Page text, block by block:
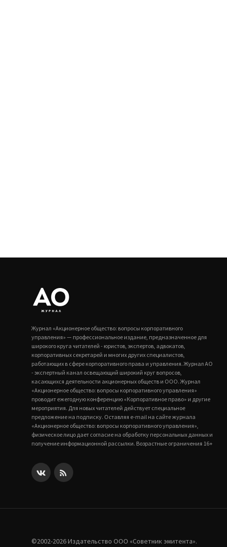
Журнал «Акционерное общество: вопросы корпоративного
управления» — профессиональное издание, предназначенное для
широкого круга читателей - юристов, экспертов, адвокатов,
корпоративных секретарей и многих других специалистов,
работающих в сфере корпоративного права и управления. Журнал АО
- экспертный канал освещающий широкий круг вопросов,
касающихся деятельности акционерных обществ и ООО. Журнал
«Акционерное общество: вопросы корпоративного управления»
проводит ежегодную конференцию «Корпоративное право» и другие
мероприятия. Для новых читателей действует специальное
предложение на подписку. Оставляя e-mail на сайте журнала
«Акционерное общество: вопросы корпоративного управления»,
физическое лицо дает согласие на обработку персональных данных и
получение информационной рассылки. Возрастные ограничения 16+
©2002-2026 Издательство ООО «‎Советник эмитента».